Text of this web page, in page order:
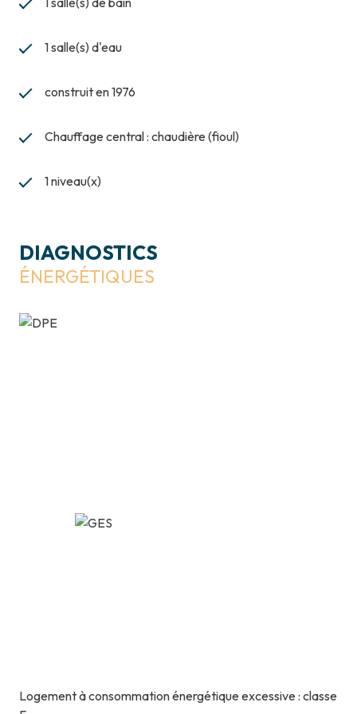
1 salle(s) d'eau
construit en 1976
Chauffage central : chaudière (fioul)
1 niveau(x)
DIAGNOSTICS
ÉNERGÉTIQUES
Logement à consommation énergétique excessive : classe